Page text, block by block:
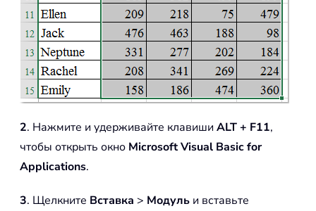
2. Нажмите и удерживайте клавиши ALT + F11,
чтобы открыть окно Microsoft Visual Basic for
Applications.
3. Щелкните Вставка > Модуль и вставьте